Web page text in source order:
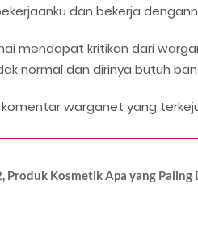
dan bekerja
mendapat kritikan dari
normal dan dirinya butuh
warganet yang
Produk Kosmetik Apa yang Paling